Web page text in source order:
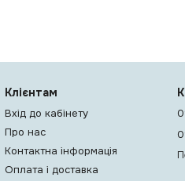
Клієнтам
Вхід до кабінету
Про нас
Контактна інформація
Оплата і доставка